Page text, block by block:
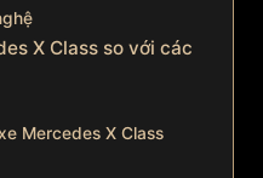
X Class so với các
Mercedes X Class